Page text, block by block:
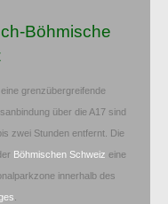
Böhmische
grenzübergreifende
über die A17 sind
zwei Stunden entfernt. Die
Böhmischen Schweiz eine
innerhalb des